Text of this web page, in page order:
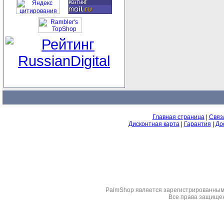
Главная страница|
Дисконтная карта| Гарантия
PalmShop являeтся
Все права